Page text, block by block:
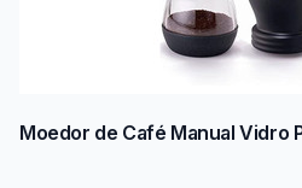
Moedor de Café Manual Vidro